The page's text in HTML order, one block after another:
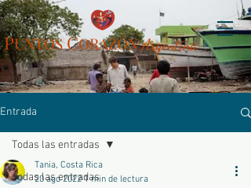
PUNTOSCORAZÓNArgentina
Entrada
Todas las entradas
Todas las entradas
Tania, Costa Rica
20 ago 2022 1 min de lectura